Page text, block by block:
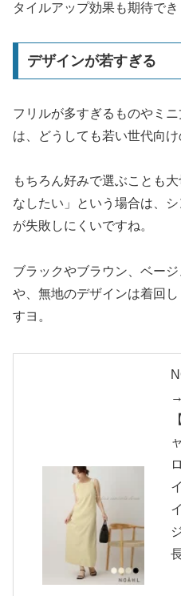
タイルアップ効果も期待でき
デザインが若すぎる
フリルが多すぎるものやミ
は、どうしても若い世代向け
もちろん好みで選ぶことも
なしたい」という場合は、
が失敗しにくいですね。
ブラックやブラウン、ベー
や、無地のデザインは着回
すヨ。